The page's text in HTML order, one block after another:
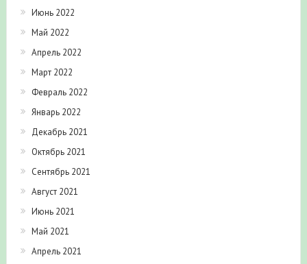
Июнь 2022
Май 2022
Апрель 2022
Март 2022
Февраль 2022
Январь 2022
Декабрь 2021
Октябрь 2021
Сентябрь 2021
Август 2021
Июнь 2021
Май 2021
Апрель 2021